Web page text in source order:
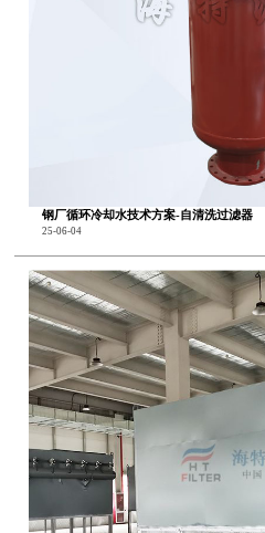
钢厂循环冷却水技术方案-自清洗过滤器
25-06-04